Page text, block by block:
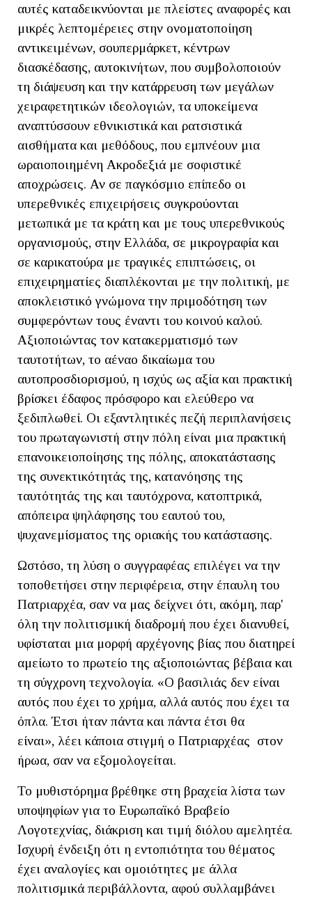
αυτές καταδεικνύονται με πλείστες αναφορές και
μικρές λεπτομέρειες στην ονοματοποίηση
αντικειμένων, σουπερμάρκετ, κέντρων
διασκέδασης, αυτοκινήτων, που συμβολοποιούν
τη διάψευση και την κατάρρευση των μεγάλων
χειραφετητικών ιδεολογιών, τα υποκείμενα
αναπτύσσουν εθνικιστικά και ρατσιστικά
αισθήματα και μεθόδους, που εμπνέουν μια
ωραιοποιημένη Ακροδεξιά με σοφιστικέ
αποχρώσεις. Αν σε παγκόσμιο επίπεδο οι
υπερεθνικές επιχειρήσεις συγκρούονται
μετωπικά με τα κράτη και με τους υπερεθνικούς
οργανισμούς, στην Ελλάδα, σε μικρογραφία και
σε καρικατούρα με τραγικές επιπτώσεις, οι
επιχειρηματίες διαπλέκονται με την πολιτική, με
αποκλειστικό γνώμονα την πριμοδότηση των
συμφερόντων τους έναντι του κοινού καλού.
Αξιοποιώντας τον κατακερματισμό των
ταυτοτήτων, το αέναο δικαίωμα του
αυτοπροσδιορισμού, η ισχύς ως αξία και πρακτική
βρίσκει έδαφος πρόσφορο και ελεύθερο να
ξεδιπλωθεί. Οι εξαντλητικές πεζή περιπλανήσεις
του πρωταγωνιστή στην πόλη είναι μια πρακτική
επανοικειοποίησης της πόλης, αποκατάστασης
της συνεκτικότητάς της, κατανόησης της
ταυτότητάς της και ταυτόχρονα, κατοπτρικά,
απόπειρα ψηλάφησης του εαυτού του,
ψυχανεμίσματος της οριακής του κατάστασης.
Ωστόσο, τη λύση ο συγγραφέας επιλέγει να την
τοποθετήσει στην περιφέρεια, στην έπαυλη του
Πατριαρχέα, σαν να μας δείχνει ότι, ακόμη, παρ'
όλη την πολιτισμική διαδρομή που έχει διανυθεί,
υφίσταται μια μορφή αρχέγονης βίας που διατηρεί
αμείωτο το πρωτείο της αξιοποιώντας βέβαια και
τη σύγχρονη τεχνολογία. «Ο βασιλιάς δεν είναι
αυτός που έχει το χρήμα, αλλά αυτός που έχει τα
όπλα. Έτσι ήταν πάντα και πάντα έτσι θα
είναι», λέει κάποια στιγμή ο Πατριαρχέας στον
ήρωα, σαν να εξομολογείται.
Το μυθιστόρημα βρέθηκε στη βραχεία λίστα των
υποψηφίων για το Ευρωπαϊκό Βραβείο
Λογοτεχνίας, διάκριση και τιμή διόλου αμελητέα.
Ισχυρή ένδειξη ότι η εντοπιότητα του θέματος
έχει αναλογίες και ομοιότητες με άλλα
πολιτισμικά περιβάλλοντα, αφού συλλαμβάνει